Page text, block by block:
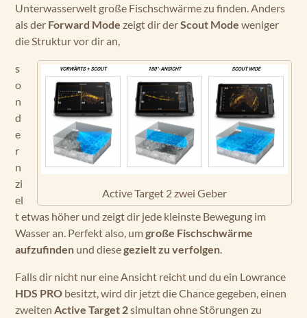
Unterwasserwelt große Fischschwärme zu finden. Anders
als der Forward Mode zeigt dir derScout Mode weniger
die Struktur vor dir an,
Active Target 2 zwei Geber
s
o
n
d
e
r
n
zi
el
t etwas höher und zeigt dir jede kleinste Bewegung im
Wasser an. Perfekt also, umgroße Fischschwärme
aufzufinden und diesegezielt zu verfolgen
Falls dir nicht nur eine Ansicht reicht und du ein Lowrance
HDS PRO besitzt, wird dir jetzt die Chance gegeben, einen
zweiten Active Target 2simultan ohne Störungen zu